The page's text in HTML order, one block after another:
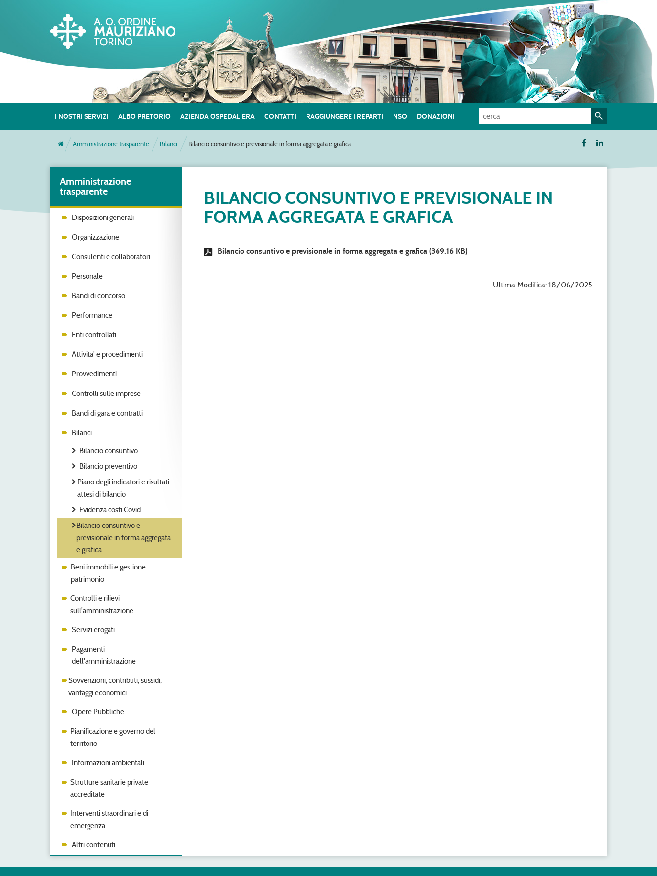
I NOSTRI SERVIZI ALBO PRETORIO AZIENDA OSPEDALIERA CONTATTI RAGGIUNGERE I REPARTI NSO DONAZIONI
Amministrazione trasparente Bilanci Bilancio consuntivo e previsionale in forma aggregata e grafica
Amministrazione
trasparente
Disposizioni generali
Organizzazione
Consulenti e collaboratori
Personale
Bandi di concorso
Performance
Enti controllati
Attivita' e procedimenti
Provvedimenti
Controlli sulle imprese
Bandi di gara e contratti
Bilanci
Bilancio consuntivo
Bilancio preventivo
Piano degli indicatori e risultati
attesi di bilancio
Evidenza costi Covid
Bilancio consuntivo e
previsionale in forma aggregata
e grafica
Beni immobili e gestione
patrimonio
Controlli e rilievi
sull'amministrazione
Servizi erogati
Pagamenti
dell'amministrazione
Sovvenzioni, contributi, sussidi,
vantaggi economici
Opere Pubbliche
Pianificazione e governo del
territorio
Informazioni ambientali
Strutture sanitarie private
accreditate
Interventi straordinari e di
emergenza
Altri contenuti
BILANCIO CONSUNTIVO E PREVISIONALE IN
FORMA AGGREGATA E GRAFICA
Bilancio consuntivo e previsionale in forma aggregata e grafica (369.16 KB)
Ultima Modifica: 18/06/2025